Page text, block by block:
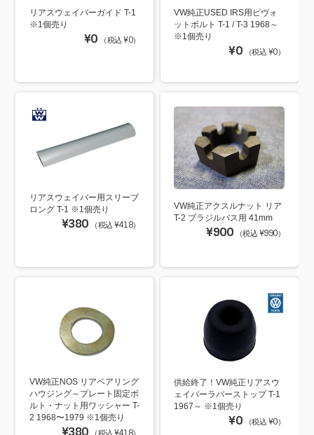
リアスウェイバーガイド T-1
※1個売り
¥0 （税込 ¥0）
VW純正USED IRS用ピヴォ
ットボルト T-1 / T-3 1968～
※1個売り
¥0 （税込 ¥0）
リアスウェイバー用スリーブ
ロング T-1 ※1個売り
¥380 （税込 ¥418）
VW純正アクスルナット リア
T-2 ブラジルバス用 41mm
¥900 （税込 ¥990）
VW純正NOS リアベアリング
ハウジング～プレート固定ボ
ルト・ナット用ワッシャー T-
2 1968〜1979 ※1個売り
¥380 （税込 ¥418）
供給終了！VW純正リアスウ
ェイバーラバーストップ T-1
1967～ ※1個売り
¥0 （税込 ¥0）